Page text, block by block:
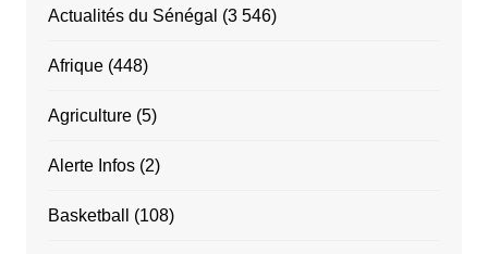
Actualités du Sénégal (3 546)
Afrique(448)
Agriculture(5)
Alerte Infos(2)
Basketball (108)